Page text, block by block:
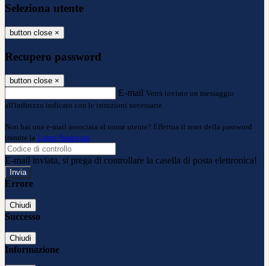
Seleziona utente
button close ×
Recupero password
button close ×
E-mail Verrà inviato un messaggio
all'indirizzo indicato con le istruzioni necessarie.
Non hai una e-mail associata al nome utente? Effettua il reset della password
tramite la Login Spaggiari
E-mail inviata, si prega di controllare la casella di posta elettronica!
Errore
Chiudi
Successo
Chiudi
Informazione